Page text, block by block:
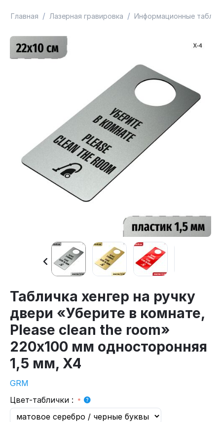
Главная / Лазерная гравировка / Информационные
Табличка хенгер на ручку
двери «Уберите в комнате,
Please clean the room»
220х100 мм односторонняя
1,5 мм, X4
GRM
Цвет-таблички :